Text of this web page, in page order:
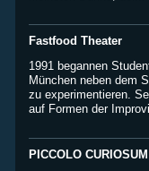
Fastfood Theater
1991 begannen
München neben dem
zu experimentieren.
auf Formen der
PICCOLO